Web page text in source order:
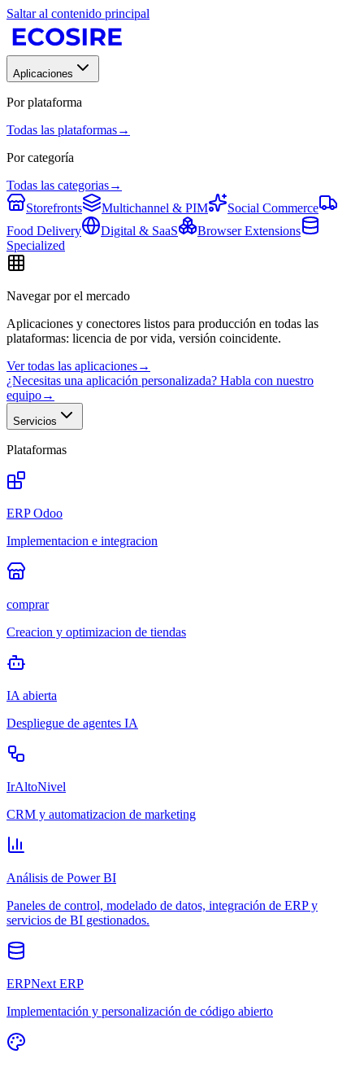
Saltar al contenido principal
Aplicaciones
Por plataforma
Todas las plataformas→
Por categoría
Todas las categorias→
Storefronts
Multichannel & PIM
Social Commerce
Food Delivery
Digital & SaaS
Browser Extensions
Specialized
Navegar por el mercado
Aplicaciones y conectores listos para producción en todas las
plataformas: licencia de por vida, versión coincidente.
Ver todas las aplicaciones→
¿Necesitas una aplicación personalizada? Habla con nuestro
equipo→
Servicios
Plataformas
ERP Odoo
Implementacion e integracion
comprar
Creacion y optimizacion de tiendas
IA abierta
Despliegue de agentes IA
IrAltoNivel
CRM y automatizacion de marketing
Análisis de Power BI
Paneles de control, modelado de datos, integración de ERP y
servicios de BI gestionados.
ERPNext ERP
Implementación y personalización de código abierto